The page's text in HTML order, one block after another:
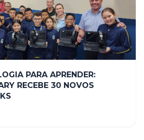
PARA APRENDER:
RECEBE 30 NOVOS